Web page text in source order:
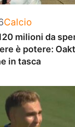
Categorie
Calcio
milioni da
è potere:
in tasca